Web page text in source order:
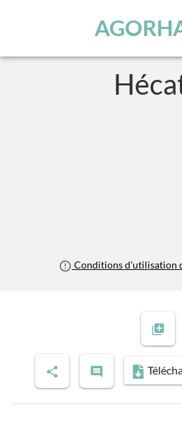
Conditions d'utilisation